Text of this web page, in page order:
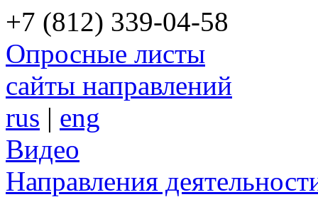
+7 (812) 339-04-58
Опросные листы
сайты направлений
rus | eng
Видео
Направления